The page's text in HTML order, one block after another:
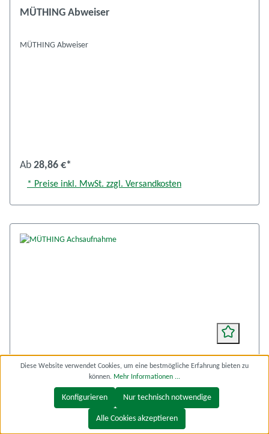
MÜTHING Abweiser
MÜTHING Abweiser
Ab 28,86 €*
* Preise inkl. MwSt. zzgl. Versandkosten
MÜTHING Achsaufnahme
MÜTHING Achsaufnahme
Diese Website verwendet Cookies, um eine bestmögliche Erfahrung bieten zu
können. Mehr Informationen ...
Nur technisch notwendige
Konfigurieren
Alle Cookies akzeptieren